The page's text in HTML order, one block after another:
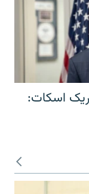
ریک اسکات: